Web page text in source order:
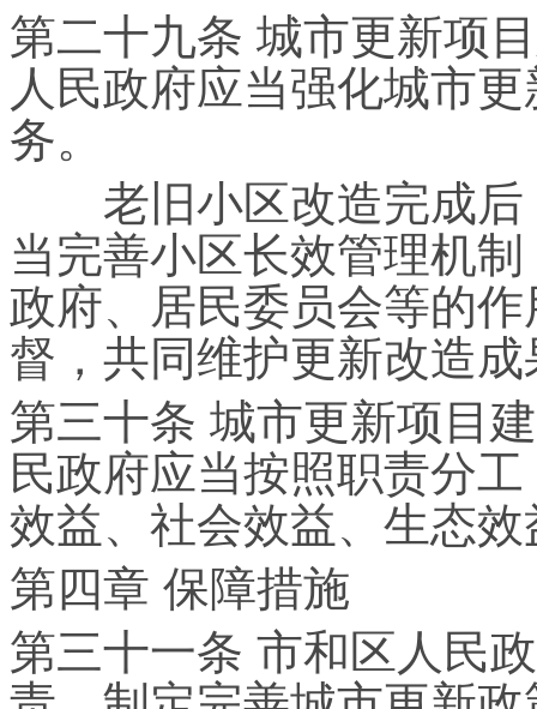
第二十九条 城市更新项
人民政府应当强化城市
务。
老旧小区改造完成后
当完善小区长效管理机
政府、居民委员会等的
督，共同维护更新改造成
第三十条 城市更新项目
民政府应当按照职责分
效益、社会效益、生态
第四章 保障措施
第三十一条 市和区人民